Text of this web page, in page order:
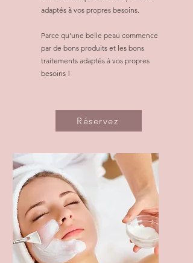
adaptés à vos propres besoins.
Parce qu'une belle peau commence
par de bons produits et les bons
traitements adaptés à vos propres
besoins !
Réservez